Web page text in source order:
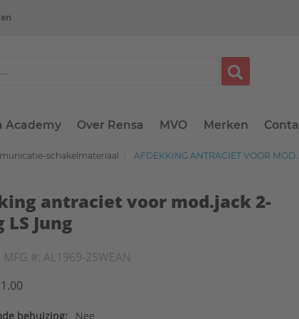
Academy Over Rensa MVO Merken
schakelmateriaal AFDEKKING ANTRACIET VOOR
antraciet voor mod.jack 2-
Jung
MFG #: AL1969-25WEAN
behuizing:
Nee